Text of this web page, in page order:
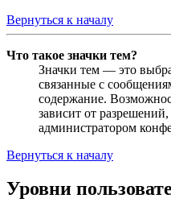
Вернуться к началу
Что такое значки тем?
Значки тем — это
связанные с
содержание.
зависит от
администратором
Вернуться к началу
Уровни